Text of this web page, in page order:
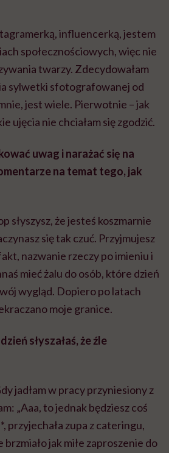
influencerką, jestem
społecznościowych, więc nie
twarzy. Zdecydowałam
sylwetki sfotografowanej od
jest wiele. Pierwotnie – jak
ujęcia nie chciałam się zgodzić.
uwag i narażać się na
na temat tego, jak
słyszysz, że jesteś koszmarnie
się tak czuć. Przyjmujesz
nazwanie rzeczy po imieniu i
mieć żalu do osób, które dzień
wygląd. Dopiero po latach
moje granice.
słyszałaś, że źle
jadłam w pracy przyniesiony z
„Aaa, to jednak będziesz coś
przyjechała zupa z cateringu,
brzmiało jak miłe zaproszenie do